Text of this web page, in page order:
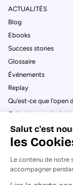
ACTUALITÉS
Blog
Ebooks
Success stories
Glossaire
Événements
Replay
Qu’est-ce que l’open
Qu’est-ce que le data
La gouvernance des
Salut c'est
les
Le contenu de notre
accompagner